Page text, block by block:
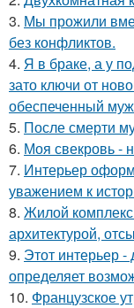
3. Мы прожили
без конфликтов.
4. Я в браке, а у
зато ключи от
обеспеченный
5. После смерти
6. Моя свекровь -
7. Интерьер
уважением к
8. Жилой комплекс
архитектурой,
9. Этот интерьер -
определяет
10. Французское